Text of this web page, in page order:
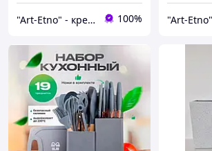
"Art-Etno" - креативна майстерня родинного мистецтва в кожному виробі! 100%